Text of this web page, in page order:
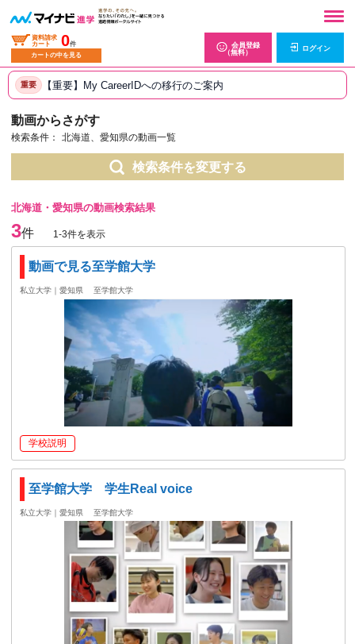
資料請求
カート
0件
カートの中を見る
会員登録
（無料）
ログイン
重要 【重要】My CareerIDへの移行のご案内
動画からさがす
検索条件： 北海道、愛知県の動画一覧
検索条件を変更する
北海道・愛知県の動画検索結果
3件 1-3件を表示
動画で見る至学館大学
私立大学｜愛知県 至学館大学
学校説明
至学館大学 学生Real voice
私立大学｜愛知県 至学館大学